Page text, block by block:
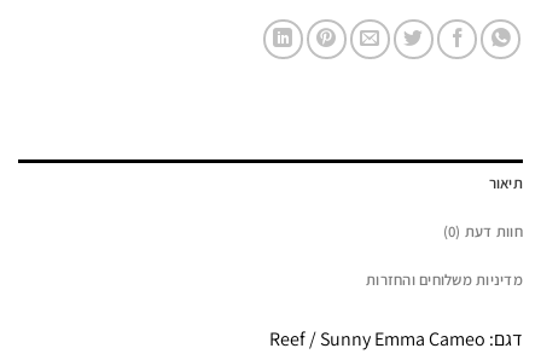
תיאור
חוות דעת (0)
מדיניות משלוחים והחזרות
דגם: Reef / Sunny Emma Cameo